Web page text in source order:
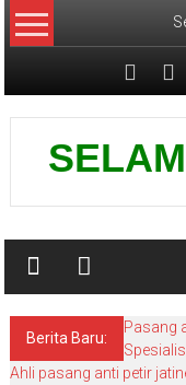
Lompat
ke
Pusat
Grounding
Berita Baru:
Pasang
Ahli pasang anti petir